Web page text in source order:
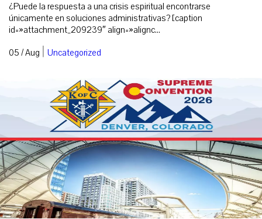
¿Puede la respuesta a una crisis espiritual encontrarse
únicamente en soluciones administrativas? [caption
id=»attachment_209239″ align=»alignc...
05 / Aug | Uncategorized